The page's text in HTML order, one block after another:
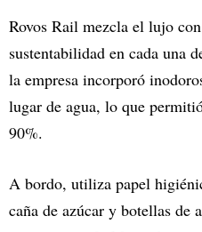
Rovos Rail mezcla el lujo
sustentabilidad en cada una
la empresa incorporó
lugar de agua, lo que
90%.
A bordo, utiliza papel
caña de azúcar y botellas de